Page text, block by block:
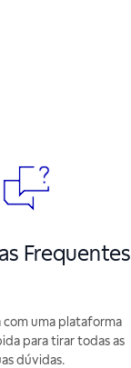
Frequentes
com uma plataforma
para tirar todas as
dúvidas.